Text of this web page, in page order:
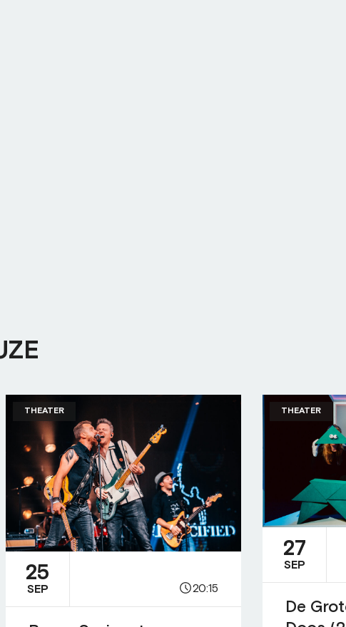
THEATER
25
SEP 20:15
THEATER
27
SEP
De